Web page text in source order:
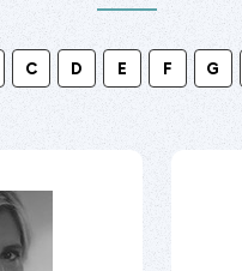
C D E F G